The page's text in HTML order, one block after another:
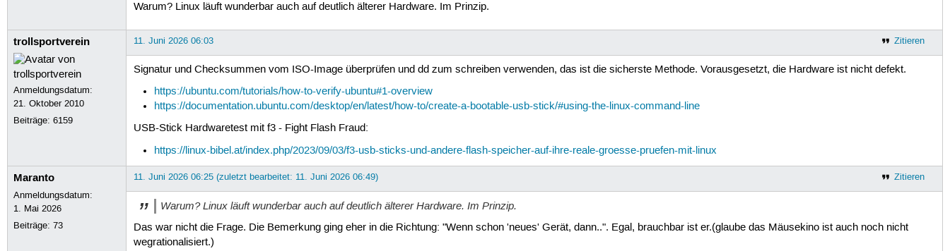
Warum? Linux läuft wunderbar auch auf deutlich älterer Hardware. Im Prinzip.
trollsportverein
Anmeldungsdatum:
21. Oktober 2010
Beiträge:6159
Zitieren
11. Juni 2026 06:03
Signatur und Checksummen vom ISO-Image überprüfen und dd zum schreiben verwenden, das ist die sicherste Methode. Vorausgesetzt, die Hardware ist nicht defekt.
https://ubuntu.com/tutorials/how-to-verify-ubuntu#1-overview
https://documentation.ubuntu.com/desktop/en/latest/how-to/create-a-bootable-usb-stick/#using-the-linux-command-line
USB-Stick Hardwaretest mit f3 - Fight Flash Fraud:
https://linux-bibel.at/index.php/2023/09/03/f3-usb-sticks-und-andere-flash-speicher-auf-ihre-reale-groesse-pruefen-mit-linux
Maranto
Anmeldungsdatum:
1. Mai 2026
Beiträge:73
Zitieren
11. Juni 2026 06:25 (zuletzt bearbeitet: 11. Juni 2026 06:49)
Warum? Linux läuft wunderbar auch auf deutlich älterer Hardware. Im Prinzip.
Das war nicht die Frage. Die Bemerkung ging eher in die Richtung: "Wenn schon 'neues' Gerät, dann..". Egal, brauchbar ist er.(glaube das Mäusekino ist auch noch nicht
wegrationalisiert.)